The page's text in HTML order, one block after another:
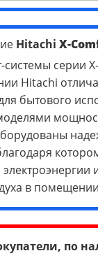
Hitachi X-
серии
Hitachi
бытового
в
по